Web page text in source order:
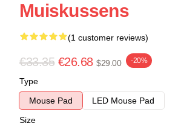
Muiskussens
(1 customer reviews)
€33.35 €26.68 $29.00 -20%
Type
Mouse Pad
LED Mouse Pad
Size